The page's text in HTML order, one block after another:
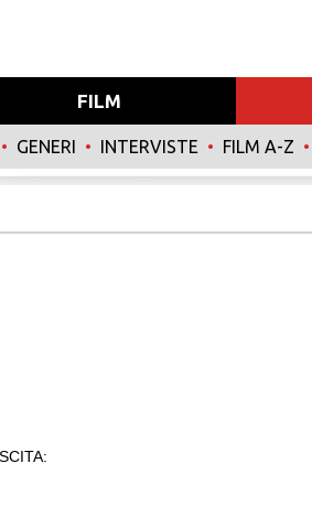
FILM
• GENERI • INTERVISTE • FILM A-Z •